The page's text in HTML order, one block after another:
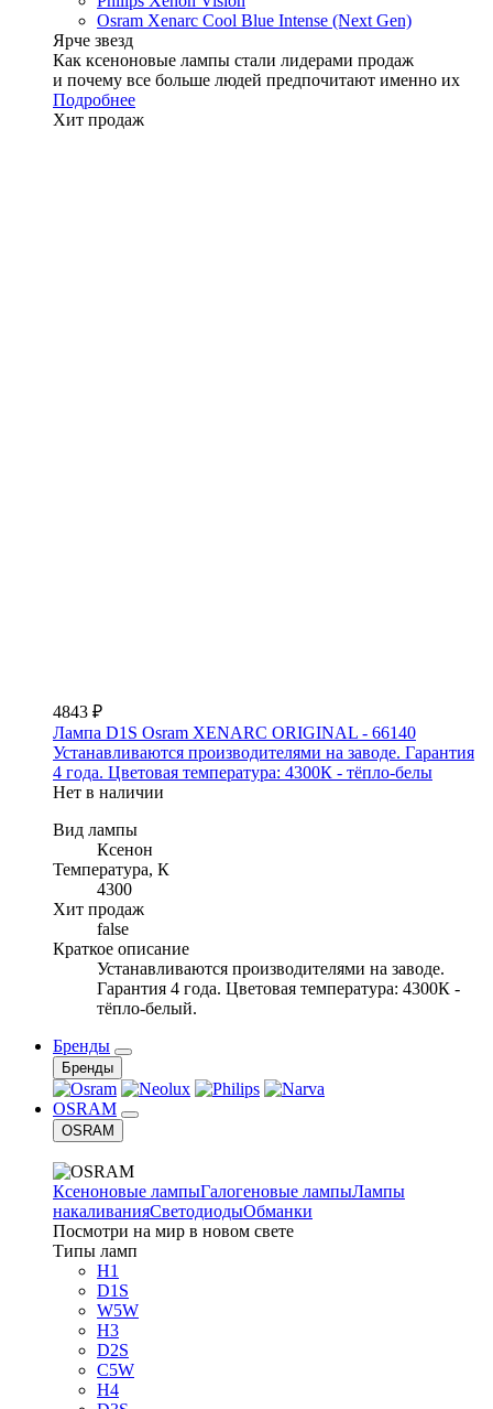
Osram Xenarc Cool Blue Intense (Next Gen)
Ярче звезд
Как ксеноновые лампы стали лидерами продаж
и почему все больше людей предпочитают именно их
Подробнее
Хит продаж
4843 ₽
Лампа D1S Osram XENARC ORIGINAL - 66140
Устанавливаются производителями на заводе. Гарантия
4 года. Цветовая температура: 4300К - тёпло-белы
Нет в наличии
Вид лампы
Ксенон
Температура, К
4300
Хит продаж
false
Краткое описание
Устанавливаются производителями на заводе.
Гарантия 4 года. Цветовая температура: 4300К -
тёпло-белый.
Бренды
Бренды
OSRAM
OSRAM
Ксеноновые лампыГалогеновые лампыЛампы
накаливанияСветодиодыОбманки
Посмотри на мир в новом свете
Типы ламп
H1
D1S
W5W
H3
D2S
C5W
H4